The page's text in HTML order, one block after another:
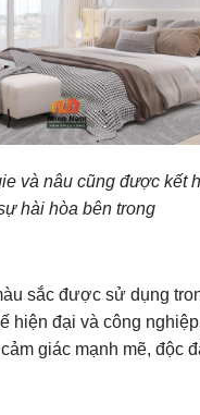
và nâu cũng được kết
hài hòa bên trong
sắc được sử dụng
hiện đại và công
giác mạnh mẽ, độc